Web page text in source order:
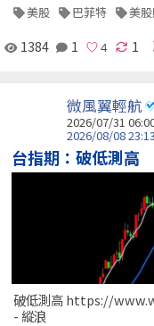
美股 巴菲特 美
1384 1 1
微風翼輕航
2026/07/31
2026/08/08
台指期：破低測高
破低測高 https://
- 縱浪